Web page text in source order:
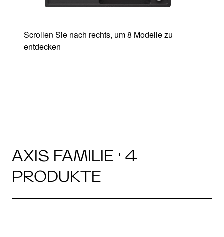
Scrollen Sie nach rechts, um 8 Modelle zu
entdecken
AXIS FAMILIE · 4
PRODUKTE